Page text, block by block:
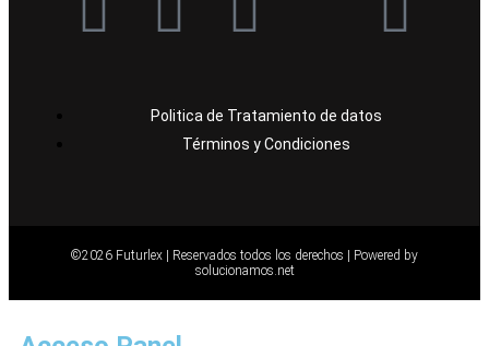
Politica de Tratamiento de datos
Términos y Condiciones
©2026 Futurlex | Reservados todos los derechos | Powered by
solucionamos.net